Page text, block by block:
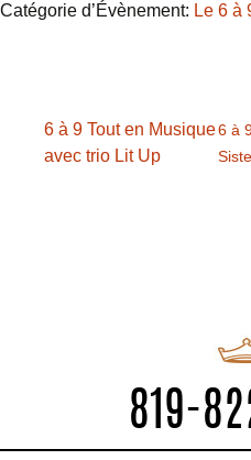
Catégorie d’Évènement: Le 6 à
6 à 9 Tout en Musique
avec trio Lit Up
6 à
819-